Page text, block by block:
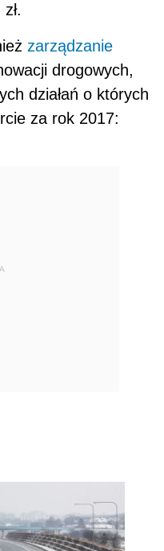
zarządzanie
drogowych,
działań o których
za rok 2017: